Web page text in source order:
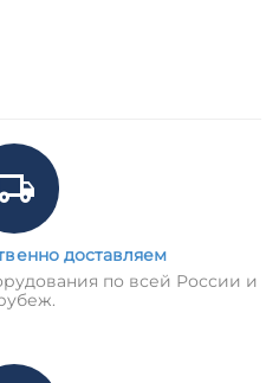
доставляем
по всей России и